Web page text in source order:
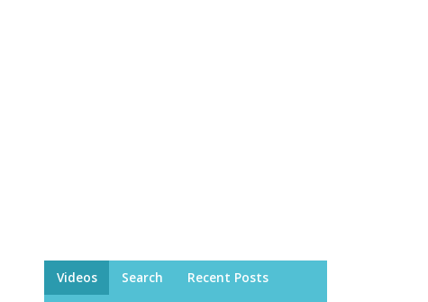
Videos Search Recent Posts